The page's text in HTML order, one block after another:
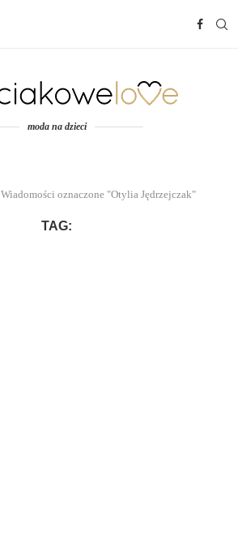
moda na dzieci
Wiadomości oznaczone "Otylia Jędrzejczak"
TAG: